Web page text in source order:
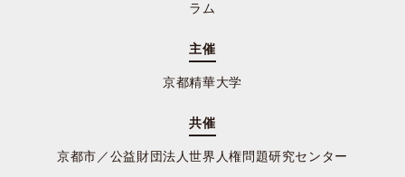
ラム
主催
京都精華大学
共催
京都市／公益財団法人世界人権問題研究センター